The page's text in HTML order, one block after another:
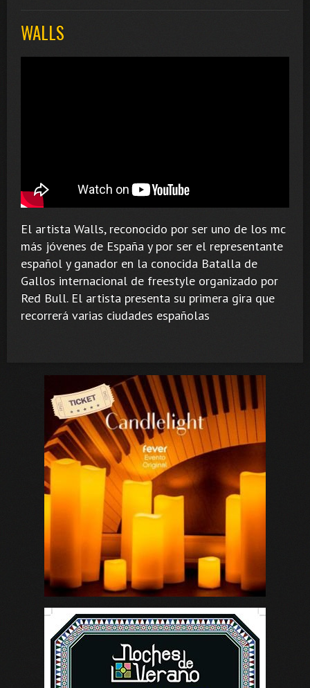
WALLS
El artista Walls, reconocido por ser uno de los mc
más jóvenes de España y por ser el representante
español y ganador en la conocida Batalla de
Gallos internacional de freestyle organizado por
Red Bull. El artista presenta su primera gira que
recorrerá varias ciudades españolas